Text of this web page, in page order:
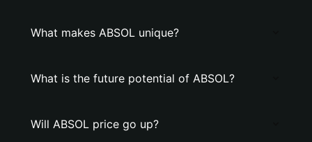
What makes ABSOL unique?
What is the future potential of ABSOL?
Will ABSOL price go up?